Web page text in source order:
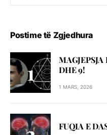
Postime të Zgjedhura
DHE 9!
1 MARS, 2026
FUQIA E